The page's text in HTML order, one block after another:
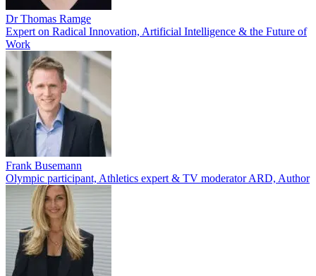
Dr Thomas Ramge
Expert on Radical Innovation, Artificial Intelligence & the Future of
Work
Frank Busemann
Olympic participant, Athletics expert & TV moderator ARD, Author